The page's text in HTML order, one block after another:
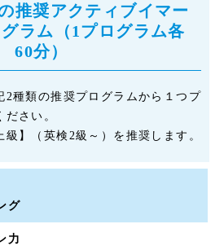
推奨アクティブイマー
ラム（1プログラム各
60分）
2種類の推奨プログラムから１つプ
さい。
】（英検2級～）を推奨します。
グ
力